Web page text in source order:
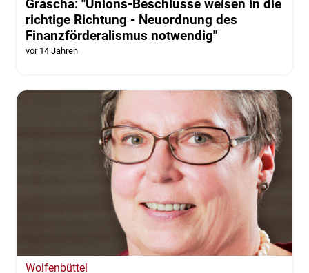
Grascha: "Unions-Beschlüsse weisen in die
richtige Richtung - Neuordnung des
Finanzförderalismus notwendig"
vor 14 Jahren
Wolfenbüttel